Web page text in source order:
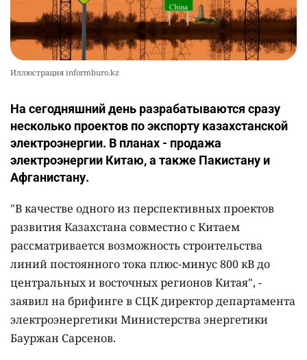
Иллюстрация informburo.kz
На сегодняшний день разрабатываются сразу
несколько проектов по экспорту казахстанской
электроэнергии. В планах - продажа
электроэнергии Китаю, а также Пакистану и
Афганистану.
"В качестве одного из перспективных проектов
развития Казахстана совместно с Китаем
рассматривается возможность строительства
линий постоянного тока плюс-минус 800 кВ до
центральных и восточных регионов Китая", -
заявил на брифинге в СЦК директор департамента
электроэнергетики Министерства энергетики
Бауржан Сарсенов.